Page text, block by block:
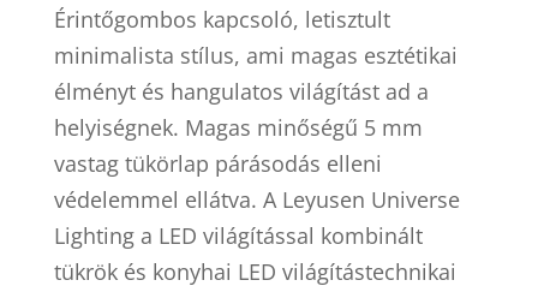
Érintőgombos kapcsoló, letisztult
minimalista stílus, ami magas esztétikai
élményt és hangulatos világítást ad a
helyiségnek. Magas minőségű 5 mm
vastag tükörlap párásodás elleni
védelemmel ellátva. A Leyusen Universe
Lighting a LED világítással kombinált
tükrök és konyhai LED világítástechnikai